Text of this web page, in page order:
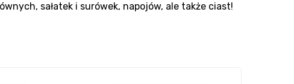
sałatek i surówek, napojów, ale także ciast!